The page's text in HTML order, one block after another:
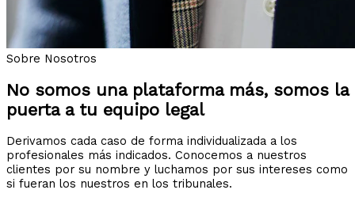
Sobre Nosotros
No somos una plataforma más, somos la
puerta a tu equipo legal
Derivamos cada caso de forma individualizada a los
profesionales más indicados. Conocemos a nuestros
clientes por su nombre y luchamos por sus intereses como
si fueran los nuestros en los tribunales.